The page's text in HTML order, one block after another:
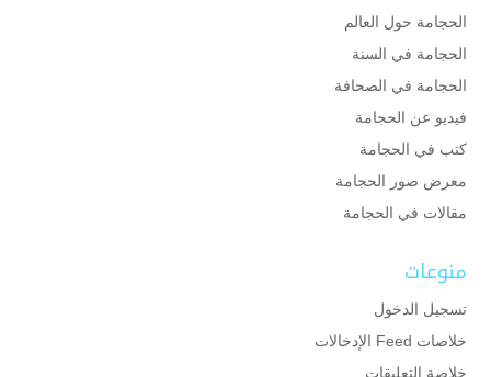
الحجامة حول العالم
الحجامة في السنة
الحجامة في الصحافة
فيديو عن الحجامة
كتب في الحجامة
معرض صور الحجامة
مقالات في الحجامة
منوعات
تسجيل الدخول
خلاصات Feed الإدخالات
خلاصة التعليقات